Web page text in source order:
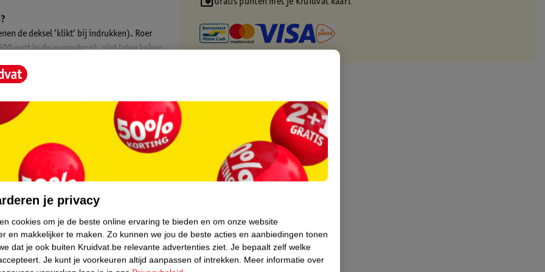
de deksel ‘klikt’ bij indrukken). Roer
watt in de magnetron), niet laten koken.
je privacy
cookies om je de beste online ervaring te bieden en om onze website
en makkelijker te maken. Zo kunnen we jou de beste acties en aanbiedingen tonen
dat je ook buiten Kruidvat.be relevante advertenties ziet. Je bepaalt zelf welke
Je kunt je voorkeuren altijd aanpassen of intrekken. Meer informatie over